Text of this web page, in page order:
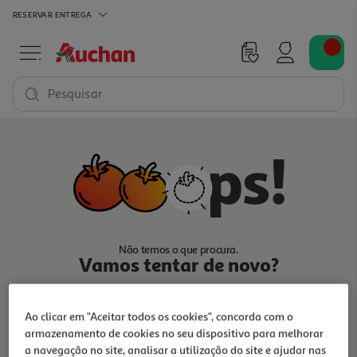
RESERVAR ENTREGA
Pesquisar
Não temos o que procura.
Vamos tentar de novo?
Ao clicar em "Aceitar todos os cookies", concorda com o
armazenamento de cookies no seu dispositivo para melhorar
a navegação no site, analisar a utilização do site e ajudar nas